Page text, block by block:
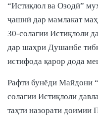
“Истиқлол ва Озодӣ”
ҷашнӣ дар мамлакат
30-солагии Истиқлоли
дар шаҳри Душанбе
истифода қарор дода
Рафти бунёди Майдони
солагии Истиқлоли
таҳти назорати доимии